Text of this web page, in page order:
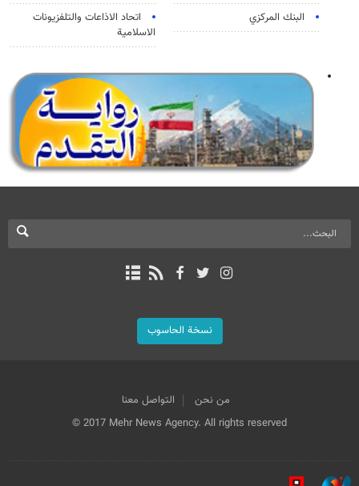
البنك المركزي
اتحاد الاذاعات والتلفزيونات
الاسلامية
نسخة الحاسوب
من نحن
التواصل معنا
© 2017 Mehr News Agency. All rights reserved